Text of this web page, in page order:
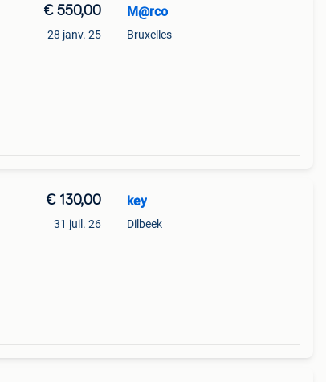
€ 550,00
28 janv. 25
M@rco
Bruxelles
€ 130,00
31 juil. 26
key
Dilbeek